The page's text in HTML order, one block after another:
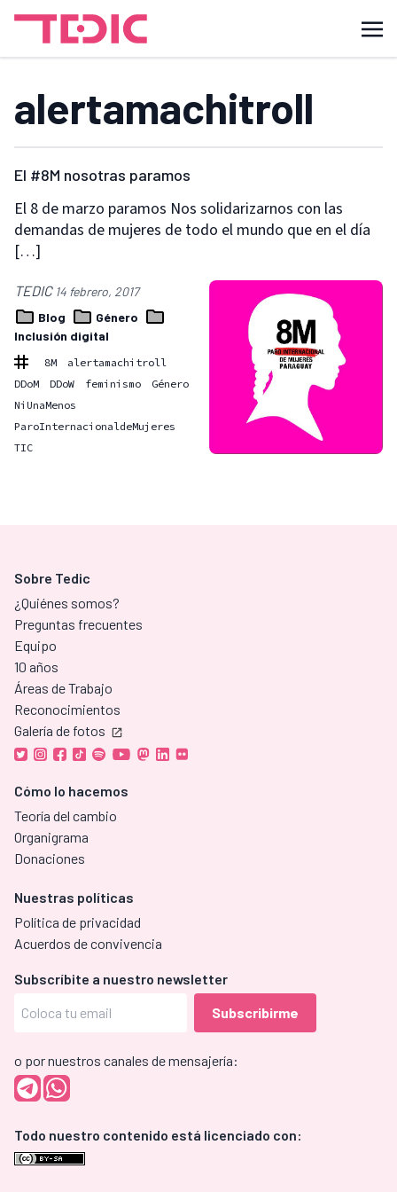
alertamachitroll
El #8M nosotras paramos
El 8 de marzo paramos Nos solidarizarnos con las
demandas de mujeres de todo el mundo que en el día
[…]
TEDIC 14 febrero, 2017
Blog
Género
Inclusión digital
8M
alertamachitroll
DDoM
DDoW feminismo
Género
NiUnaMenos
ParoInternacionaldeMujeres
TIC
Sobre Tedic
¿Quiénes somos?
Preguntas frecuentes
Equipo
10 años
Áreas de Trabajo
Reconocimientos
Galería de fotos
Cómo lo hacemos
Teoría del cambio
Organigrama
Donaciones
Nuestras políticas
Política de privacidad
Acuerdos de convivencia
Subscríbite a nuestro newsletter
o por nuestros canales de mensajería:
Todo nuestro contenido está licenciado con: